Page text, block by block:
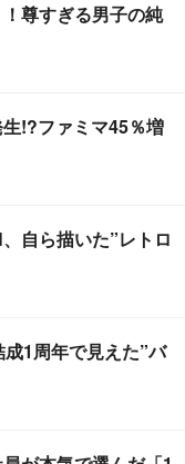
尊すぎる男子の純
!?ファミマ45％増
自ら描いた”レトロ
1周年で見えた”バ